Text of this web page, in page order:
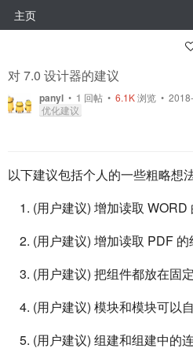
主页
对 7.0 设计器的建议
panyl • 1 回帖 • 6.1K浏览 •
优化建议
以下建议包括个人的一些粗略想
(用户建议) 增加读取 WORD
(用户建议) 增加读取 PDF 的
(用户建议) 把组件都放在固
(用户建议) 模块和模块可以
(用户建议) 组建和组建中的